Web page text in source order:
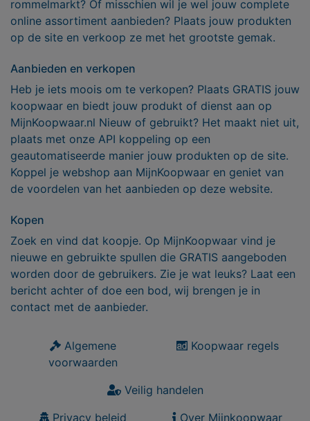
rommelmarkt? Of misschien wil je wel jouw complete
online assortiment aanbieden? Plaats jouw produkten
op de site en verkoop ze met het grootste gemak.
Aanbieden en verkopen
Heb je iets moois om te verkopen? Plaats GRATIS jouw
koopwaar en biedt jouw produkt of dienst aan op
MijnKoopwaar.nl Nieuw of gebruikt? Het maakt niet uit,
plaats met onze API koppeling op een
geautomatiseerde manier jouw produkten op de site.
Koppel je webshop aan MijnKoopwaar en geniet van
de voordelen van het aanbieden op deze website.
Kopen
Zoek en vind dat koopje. Op MijnKoopwaar vind je
nieuwe en gebruikte spullen die GRATIS aangeboden
worden door de gebruikers. Zie je wat leuks? Laat een
bericht achter of doe een bod, wij brengen je in
contact met de aanbieder.
Algemene
voorwaarden
Koopwaar regels
Veilig handelen
Privacy beleid
Over Mijnkoopwaar